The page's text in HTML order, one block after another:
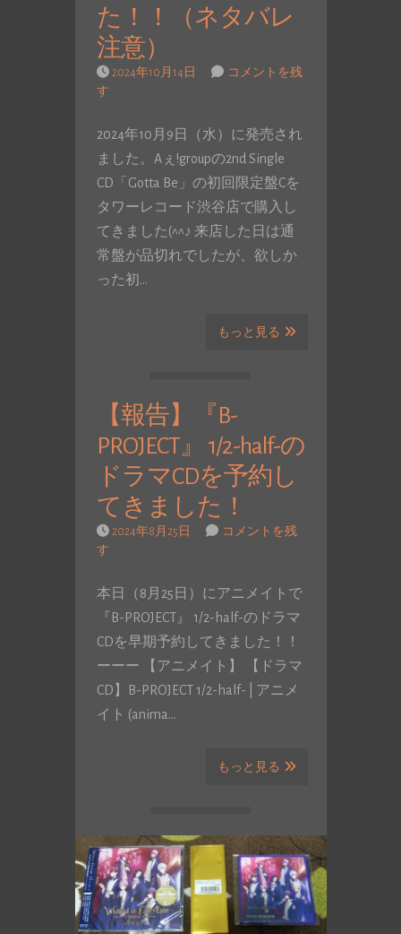
た！！（ネタバレ
注意）
2024年10月14日
コメントを残
す
2024年10月9日（水）に発売され
ました。Aぇ!groupの2nd Single
CD「Gotta Be」の初回限定盤Cを
タワーレコード渋谷店で購入し
てきました(^^♪ 来店した日は通
常盤が品切れでしたが、欲しか
った初…
もっと見る
【報告】『B-
PROJECT』 1/2-half-の
ドラマCDを予約し
てきました！
2024年8月25日
コメントを残
す
本日（8月25日）にアニメイトで
『B-PROJECT』 1/2-half-のドラマ
CDを早期予約してきました！！
ーーー 【アニメイト】 【ドラマ
CD】B-PROJECT 1/2-half- | アニメ
イト (anima…
もっと見る